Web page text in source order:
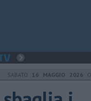
SABATO 16 MAGGIO 2026